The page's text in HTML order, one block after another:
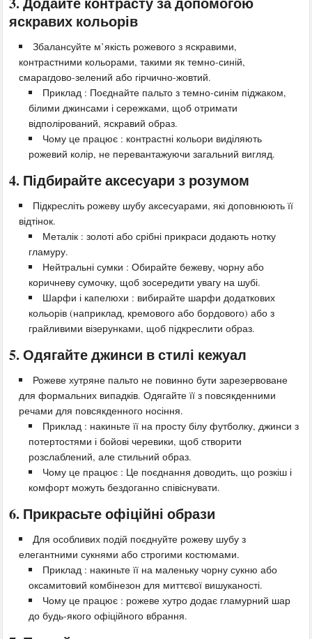
яскравих кольорів
Збалансуйте м’якість рожевого з яскравими,
контрастними кольорами, такими як темно-синій,
смарагдово-зелений або гірчично-жовтий.
Приклад : Поєднайте пальто з темно-синім піджаком,
білими джинсами і сережками, щоб отримати
відполірований, яскравий образ.
Чому це працює : контрастні кольори виділяють
рожевий колір, не перевантажуючи загальний вигляд.
4. Підбирайте аксесуари з розумом
Підкресліть рожеву шубу аксесуарами, які доповнюють її
відтінок.
Металік : золоті або срібні прикраси додають нотку
гламуру.
Нейтральні сумки : Обирайте бежеву, чорну або
коричневу сумочку, щоб зосередити увагу на шубі.
Шарфи і капелюхи : вибирайте шарфи додаткових
кольорів (наприклад, кремового або бордового) або з
грайливими візерунками, щоб підкреслити образ.
5. Одягайте джинси в стилі кежуал
Рожеве хутряне пальто не повинно бути зарезервоване
для формальних випадків. Одягайте її з повсякденними
речами для повсякденного носіння.
Приклад : накиньте її на просту білу футболку, джинси з
потертостями і бойові черевики, щоб створити
розслаблений, але стильний образ.
Чому це працює : Це поєднання доводить, що розкіш і
комфорт можуть бездоганно співіснувати.
6. Прикрасьте офіційні образи
Для особливих подій поєднуйте рожеву шубу з
елегантними сукнями або строгими костюмами.
Приклад : накиньте її на маленьку чорну сукню або
оксамитовий комбінезон для миттєвої вишуканості.
Чому це працює : рожеве хутро додає гламурний шар
до будь-якого офіційного вбрання.